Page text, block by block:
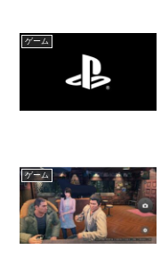
ゲーム
ゲーム